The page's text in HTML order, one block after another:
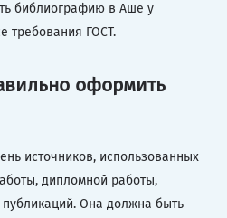
библиографию в Аше у
требования ГОСТ.
оформить
источников, использованных
дипломной работы,
публикаций. Она должна быть